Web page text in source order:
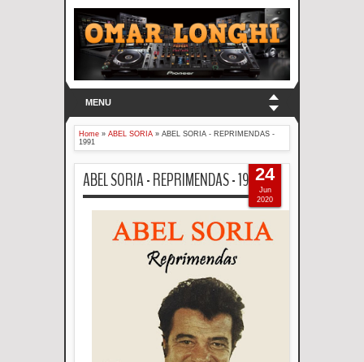
MENU
Home » ABEL SORIA » ABEL SORIA - REPRIMENDAS -
1991
ABEL SORIA - REPRIMENDAS - 199124
Jun
2020